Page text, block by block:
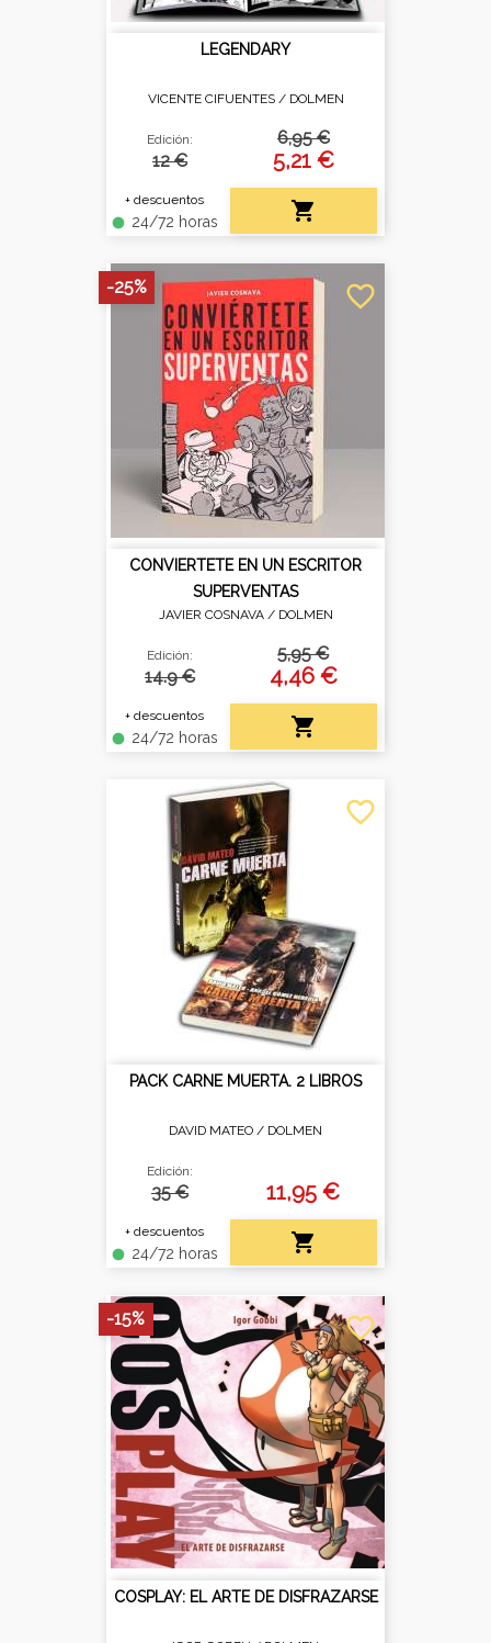
LEGENDARY
VICENTE CIFUENTES / DOLMEN
Edición:
12 €
+ descuentos
fiber_manual_record 24/72 horas
6,95 €
5,21 €

CONVIERTETE EN UN ESCRITOR
SUPERVENTAS
JAVIER COSNAVA / DOLMEN
Edición:
14.9 €
+ descuentos
fiber_manual_record 24/72 horas
5,95 €
4,46 €

favorite_border
-25%
PACK CARNE MUERTA. 2 LIBROS
DAVID MATEO / DOLMEN
Edición:
35 €
+ descuentos
fiber_manual_record 24/72 horas
11,95 €

favorite_border
COSPLAY: EL ARTE DE DISFRAZARSE
favorite_border
-15%